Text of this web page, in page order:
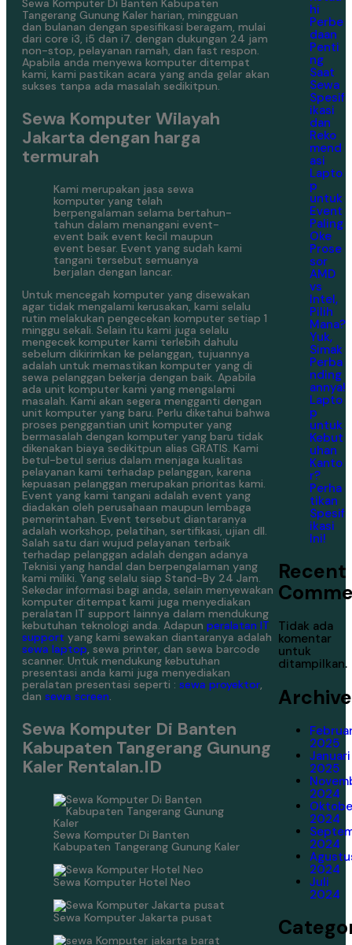
Sewa Komputer Di Banten Kabupaten
Tangerang Gunung Kaler harian, mingguan
dan bulanan dengan spesifikasi beragam, mulai
dari core i3, i5 dan i7. dengan dukungan 24 jam
non-stop, pelayanan ramah, dan fast respon.
Apabila anda menyewa komputer ditempat
kami, kami pastikan acara yang anda gelar akan
sukses tanpa ada masalah sedikitpun.
Sewa Komputer Wilayah
Jakarta dengan harga
termurah
Kami merupakan jasa sewa
komputer yang telah
berpengalaman selama bertahun-
tahun dalam menangani event-
event baik event kecil maupun
event besar. Event yang sudah kami
tangani tersebut semuanya
berjalan dengan lancar.
Untuk mencegah komputer yang disewakan
agar tidak mengalami kerusakan, kami selalu
rutin melakukan pengecekan komputer setiap 1
minggu sekali. Selain itu kami juga selalu
mengecek komputer kami terlebih dahulu
sebelum dikirimkan ke pelanggan, tujuannya
adalah untuk memastikan komputer yang di
sewa pelanggan bekerja dengan baik. Apabila
ada unit komputer kami yang mengalami
masalah. Kami akan segera mengganti dengan
unit komputer yang baru. Perlu diketahui bahwa
proses penggantian unit komputer yang
bermasalah dengan komputer yang baru tidak
dikenakan biaya sedikitpun alias GRATIS. Kami
betul-betul serius dalam menjaga kualitas
pelayanan kami terhadap pelanggan, karena
kepuasan pelanggan merupakan prioritas kami.
Event yang kami tangani adalah event yang
diadakan oleh perusahaan maupun lembaga
pemerintahan. Event tersebut diantaranya
adalah workshop, pelatihan, sertifikasi, ujian dll.
Salah satu dari wujud pelayanan terbaik
terhadap pelanggan adalah dengan adanya
Teknisi yang handal dan berpengalaman yang
kami miliki. Yang selalu siap Stand-By 24 Jam.
Sekedar informasi bagi anda, selain menyewakan
komputer ditempat kami juga menyediakan
peralatan IT support lainnya dalam mendukung
kebutuhan teknologi anda. Adapun peralatan IT
support yang kami sewakan diantaranya adalah
sewa laptop, sewa printer, dan sewa barcode
scanner. Untuk mendukung kebutuhan
presentasi anda kami juga menyediakan
peralatan presentasi seperti : sewa proyektor,
dan sewa screen.
Sewa Komputer Di Banten
Kabupaten Tangerang Gunung
Kaler Rentalan.ID
Sewa Komputer Di Banten
Kabupaten Tangerang Gunung Kaler
Sewa Komputer Hotel Neo
Sewa Komputer Jakarta pusat
hi
Perbe
daan
Penti
ng
Saat
Sewa
Spesif
ikasi
dan
Reko
mend
asi
Lapto
p
untuk
Event
Paling
Oke
Prose
sor
AMD
vs
Intel,
Pilih
Mana?
Yuk,
Simak
Perba
nding
annya!
Lapto
p
untuk
Kebut
uhan
Kanto
r?
Perha
tikan
Spesif
ikasi
Ini!
Recent
Tidak ada
komentar
untuk
ditampilkan.
2025
Januari
2025
2024
2024
2024
2024
Juli
2024